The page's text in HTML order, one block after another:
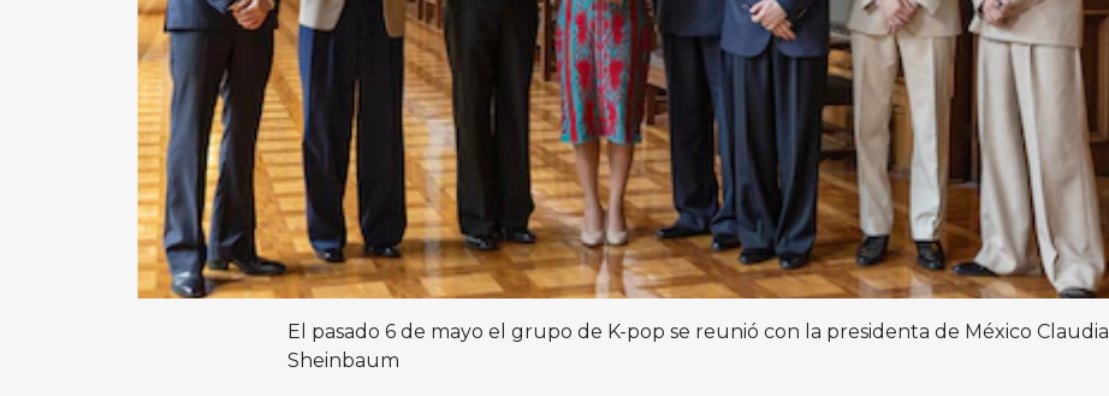
El pasado 6 de mayo el grupo de K-pop se reunió con la presidenta de México Claudia
Sheinbaum